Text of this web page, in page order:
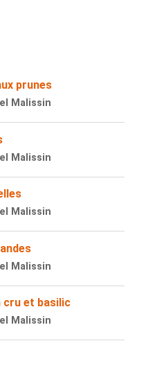
prunes
Malissin
Malissin
Malissin
Malissin
cru et basilic
Malissin